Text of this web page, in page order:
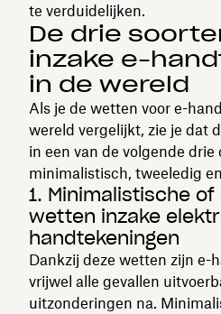
te verduidelijken.
De drie
inzake e-
in de wereld
Als je de wetten voor e-
wereld vergelijkt, zie je dat
in een van de volgende
minimalistisch, tweeledig
1. Minimalistische
wetten inzake
handtekeningen
Dankzij deze wetten zijn e-
vrijwel alle gevallen
uitzonderingen na.